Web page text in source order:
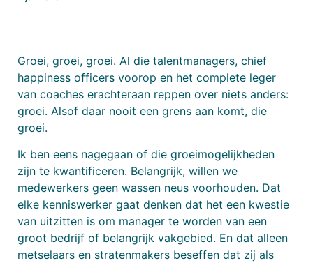
Groei, groei, groei. Al die talentmanagers, chief
happiness officers voorop en het complete leger
van coaches erachteraan reppen over niets anders:
groei. Alsof daar nooit een grens aan komt, die
groei.
Ik ben eens nagegaan of die groeimogelijkheden
zijn te kwantificeren. Belangrijk, willen we
medewerkers geen wassen neus voorhouden. Dat
elke kenniswerker gaat denken dat het een kwestie
van uitzitten is om manager te worden van een
groot bedrijf of belangrijk vakgebied. En dat alleen
metselaars en stratenmakers beseffen dat zij als